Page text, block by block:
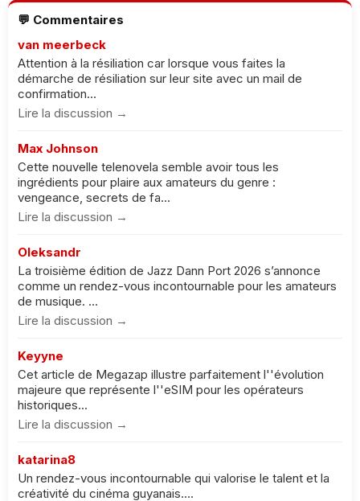
💬 Commentaires
van meerbeck
Attention à la résiliation car lorsque vous faites la
démarche de résiliation sur leur site avec un mail de
confirmation...
Lire la discussion →
Max Johnson
Cette nouvelle telenovela semble avoir tous les
ingrédients pour plaire aux amateurs du genre :
vengeance, secrets de fa...
Lire la discussion →
Oleksandr
La troisième édition de Jazz Dann Port 2026 s’annonce
comme un rendez-vous incontournable pour les amateurs
de musique. ...
Lire la discussion →
Keyyne
Cet article de Megazap illustre parfaitement l''évolution
majeure que représente l''eSIM pour les opérateurs
historiques...
Lire la discussion →
katarina8
Un rendez-vous incontournable qui valorise le talent et la
créativité du cinéma guyanais....